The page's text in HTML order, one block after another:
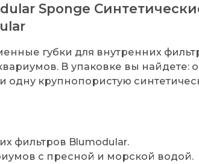
Sponge
губки для внутренних
В упаковке вы найдете:
одну крупнопористую
фильтров Blumodular.
с пресной и морской водой.